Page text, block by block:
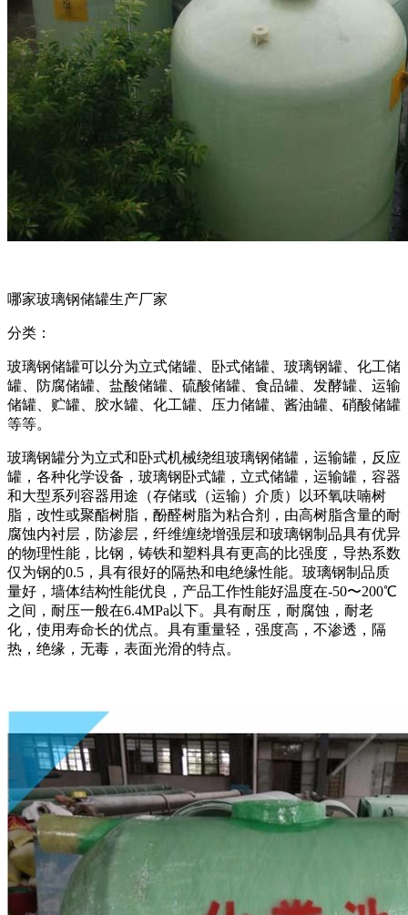
哪家玻璃钢储罐生产厂家
分类：
玻璃钢储罐可以分为立式储罐、卧式储罐、玻璃钢罐、化工储
罐、防腐储罐、盐酸储罐、硫酸储罐、食品罐、发酵罐、运输
储罐、贮罐、胶水罐、化工罐、压力储罐、酱油罐、硝酸储罐
等等。
玻璃钢罐分为立式和卧式机械绕组玻璃钢储罐，运输罐，反应
罐，各种化学设备，玻璃钢卧式罐，立式储罐，运输罐，容器
和大型系列容器用途（存储或（运输）介质）以环氧呋喃树
脂，改性或聚酯树脂，酚醛树脂为粘合剂，由高树脂含量的耐
腐蚀内衬层，防渗层，纤维缠绕增强层和玻璃钢制品具有优异
的物理性能，比钢，铸铁和塑料具有更高的比强度，导热系数
仅为钢的0.5，具有很好的隔热和电绝缘性能。玻璃钢制品质
量好，墙体结构性能优良，产品工作性能好温度在-50〜200℃
之间，耐压一般在6.4MPa以下。具有耐压，耐腐蚀，耐老
化，使用寿命长的优点。具有重量轻，强度高，不渗透，隔
热，绝缘，无毒，表面光滑的特点。